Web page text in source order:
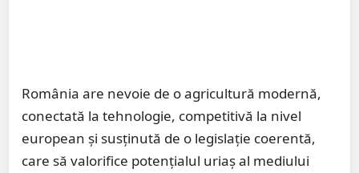
România are nevoie de o agricultură modernă,
conectată la tehnologie, competitivă la nivel
european și susținută de o legislație coerentă,
care să valorifice potențialul uriaș al mediului